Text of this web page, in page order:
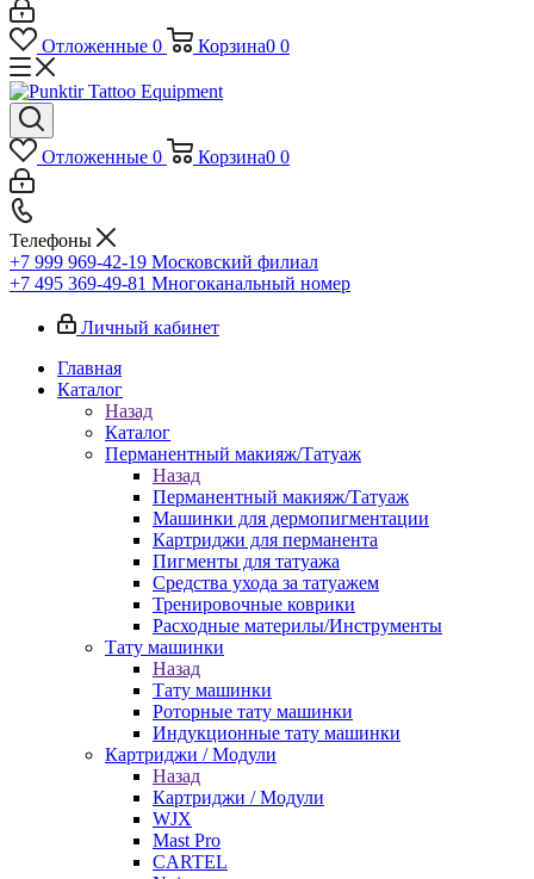
Отложенные 0 Корзина0 0
Отложенные 0 Корзина0 0
Телефоны
+7 999 969-42-19 Московский филиал
+7 495 369-49-81 Многоканальный номер
Личный кабинет
Главная
Каталог
Назад
Каталог
Перманентный макияж/Татуаж
Назад
Перманентный макияж/Татуаж
Машинки для дермопигментации
Картриджи для перманента
Пигменты для татуажа
Средства ухода за татуажем
Тренировочные коврики
Расходные материлы/Инструменты
Тату машинки
Назад
Тату машинки
Роторные тату машинки
Индукционные тату машинки
Картриджи / Модули
Назад
Картриджи / Модули
WJX
Mast Pro
CARTEL